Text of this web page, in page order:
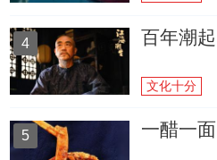
4 百年潮
文化十分
5 一醋一